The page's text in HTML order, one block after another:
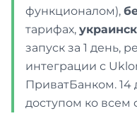
функционалом),
тарифах,
запуск за 1 день,
интеграции с
ПриватБанком.
доступом ко всем